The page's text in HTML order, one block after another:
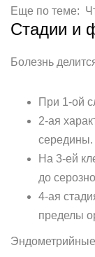
Еще по теме:
Стадии и
Болезнь
При 1-ой
2-ая
середины.
На 3-ей
до
4-ая
пределы